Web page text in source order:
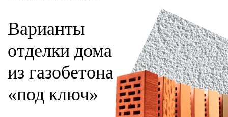
Варианты
отделки дома
из газобетона
«под ключ»